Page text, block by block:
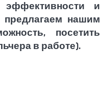
и
предлагаем нашим
посетить
в работе).